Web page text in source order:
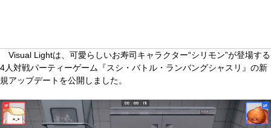
Visual Lightは、可愛らしいお寿司キャラクター“シリモン”が登場する
4人対戦パーティーゲーム『スシ・バトル・ランバングシャスリ』の新
規アップデートを公開しました。